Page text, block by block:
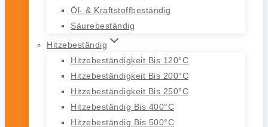
Öl- & Kraftstoffbeständig
Säurebeständig
Hitzebeständig
Hitzebeständigkeit Bis 120°C
Hitzebeständigkeit Bis 200°C
Hitzebeständigkeit Bis 250°C
Hitzebeständig Bis 400°C
Hitzebeständig Bis 500°C